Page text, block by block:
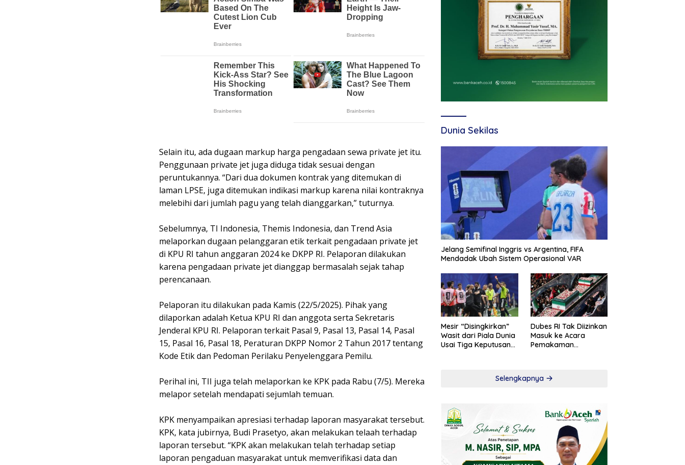
Selain itu, ada dugaan markup harga pengadaan sewa private jet itu.
Penggunaan private jet juga diduga tidak sesuai dengan
peruntukannya. “Dari dua dokumen kontrak yang ditemukan di
laman LPSE, juga ditemukan indikasi markup karena nilai kontraknya
melebihi dari jumlah pagu yang telah dianggarkan,” tuturnya.
Sebelumnya, TI Indonesia, Themis Indonesia, dan Trend Asia
melaporkan dugaan pelanggaran etik terkait pengadaan private jet
di KPU RI tahun anggaran 2024 ke DKPP RI. Pelaporan dilakukan
karena pengadaan private jet dianggap bermasalah sejak tahap
perencanaan.
Pelaporan itu dilakukan pada Kamis (22/5/2025). Pihak yang
dilaporkan adalah Ketua KPU RI dan anggota serta Sekretaris
Jenderal KPU RI. Pelaporan terkait Pasal 9, Pasal 13, Pasal 14, Pasal
15, Pasal 16, Pasal 18, Peraturan DKPP Nomor 2 Tahun 2017 tentang
Kode Etik dan Pedoman Perilaku Penyelenggara Pemilu.
Perihal ini, TII juga telah melaporkan ke KPK pada Rabu (7/5). Mereka
melapor setelah mendapati sejumlah temuan.
KPK menyampaikan apresiasi terhadap laporan masyarakat tersebut.
KPK, kata jubirnya, Budi Prasetyo, akan melakukan telaah terhadap
laporan tersebut. “KPK akan melakukan telah terhadap setiap
laporan pengaduan masyarakat untuk memverifikasi data dan
Dunia Sekilas
Jelang Semifinal Inggris vs Argentina, FIFA
Mendadak Ubah Sistem Operasional VAR
Mesir “Disingkirkan”
Wasit dari Piala Dunia
Usai Tiga Keputusan
Dubes RI Tak Diizinkan
Masuk ke Acara
Pemakaman
Selengkapnya